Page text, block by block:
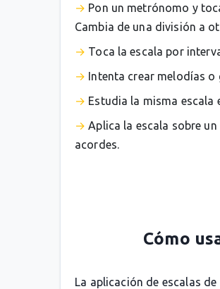
Pon un metrónomo y
Cambia de una división a
Toca la escala por
Intenta crear melodías o
Estudia la misma escala
Aplica la escala sobre
acordes.
Cómo
La aplicación de escalas de